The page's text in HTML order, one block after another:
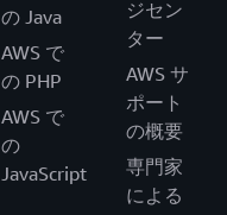
の Java
AWS で
の PHP
AWS で
の
JavaScript
ジセン
ター
AWS サ
ポート
の概要
専門家
による